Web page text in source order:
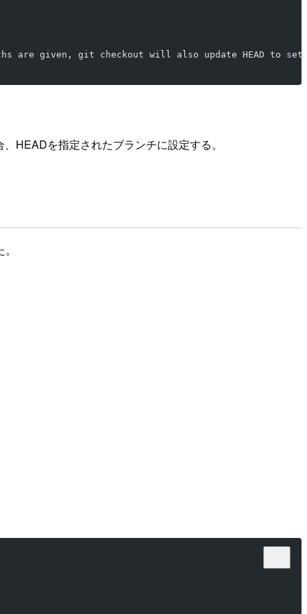
are given, git checkout will also update HEAD to
HEADを指定されたブランチに設定する。